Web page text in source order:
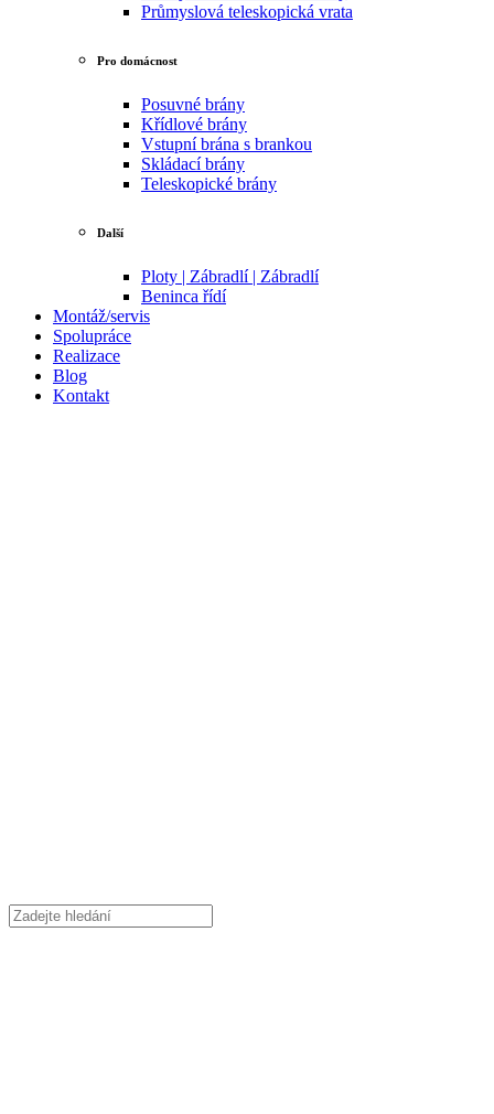
Průmyslová teleskopická vrata
Pro domácnost
Posuvné brány
Křídlové brány
Vstupní brána s brankou
Skládací brány
Teleskopické brány
Další
Ploty | Zábradlí | Zábradlí
Beninca řídí
Montáž/servis
Spolupráce
Realizace
Blog
Kontakt